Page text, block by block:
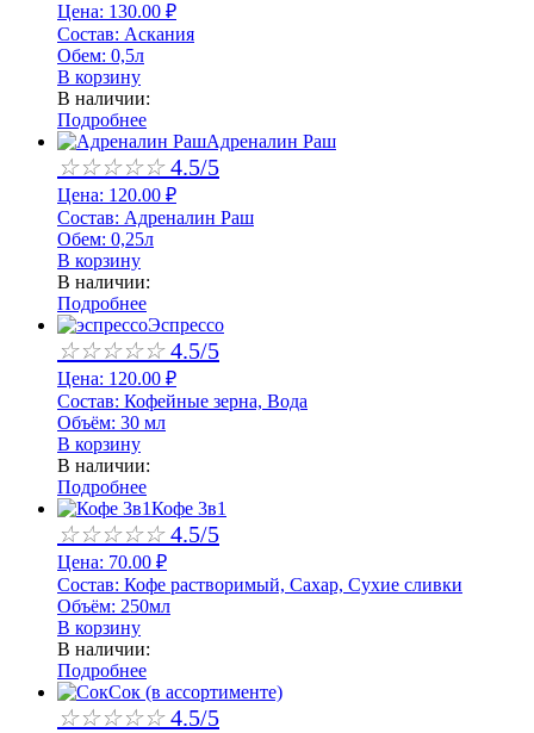
Цена: 130.00 ₽
Состав: Аскания
Обем: 0,5л
В корзину
В наличии:
Подробнее
Адреналин Раш
☆☆☆☆☆ 4.5/5
Цена: 120.00 ₽
Состав: Адреналин Раш
Обем: 0,25л
В корзину
В наличии:
Подробнее
Эспрессо
☆☆☆☆☆ 4.5/5
Цена: 120.00 ₽
Состав: Кофейные зерна, Вода
Объём: 30 мл
В корзину
В наличии:
Подробнее
Кофе 3в1
☆☆☆☆☆ 4.5/5
Цена: 70.00 ₽
Состав: Кофе растворимый, Сахар, Сухие сливки
Объём: 250мл
В корзину
В наличии:
Подробнее
Сок (в ассортименте)
☆☆☆☆☆ 4.5/5